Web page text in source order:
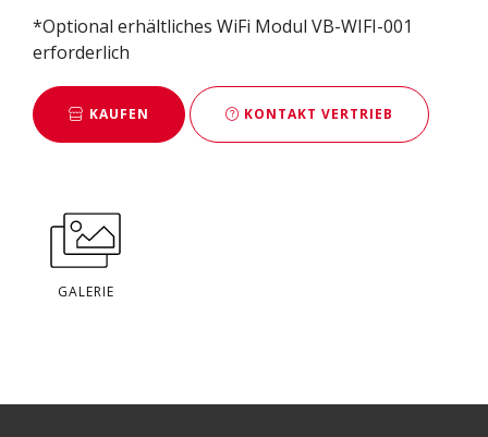
*Optional erhältliches WiFi Modul VB-WIFI-001
erforderlich
KAUFEN KONTAKT VERTRIEB
GALERIE